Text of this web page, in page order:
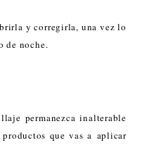
y corregirla, una vez lo
de noche.
permanezca inalterable
que vas a aplicar